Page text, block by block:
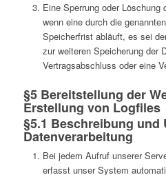
Eine Sperrung oder Löschung
wenn eine durch die
Speicherfrist abläuft, es sei
zur weiteren Speicherung der
Vertragsabschluss oder eine
§5 Bereitstellung der
Erstellung von Logfiles
§5.1 Beschreibung und
Datenverarbeitung
Bei jedem Aufruf unserer
erfasst unser System